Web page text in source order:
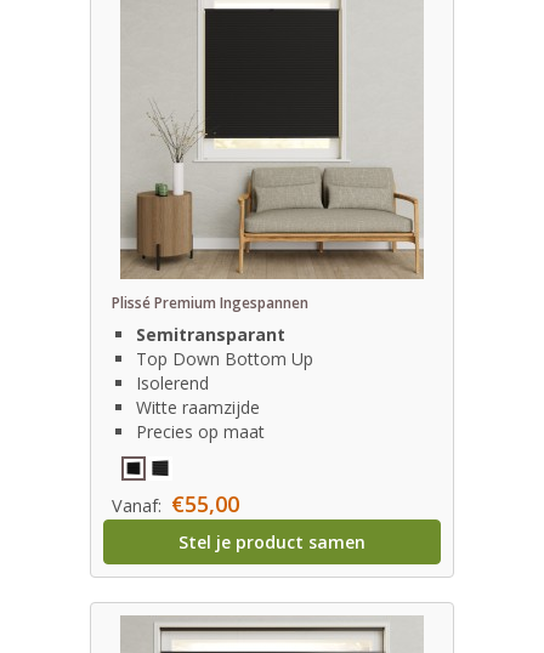
Plissé Premium Ingespannen
Semitransparant
Top Down Bottom Up
Isolerend
Witte raamzijde
Precies op maat
Vanaf: €55,00
Stel je product samen